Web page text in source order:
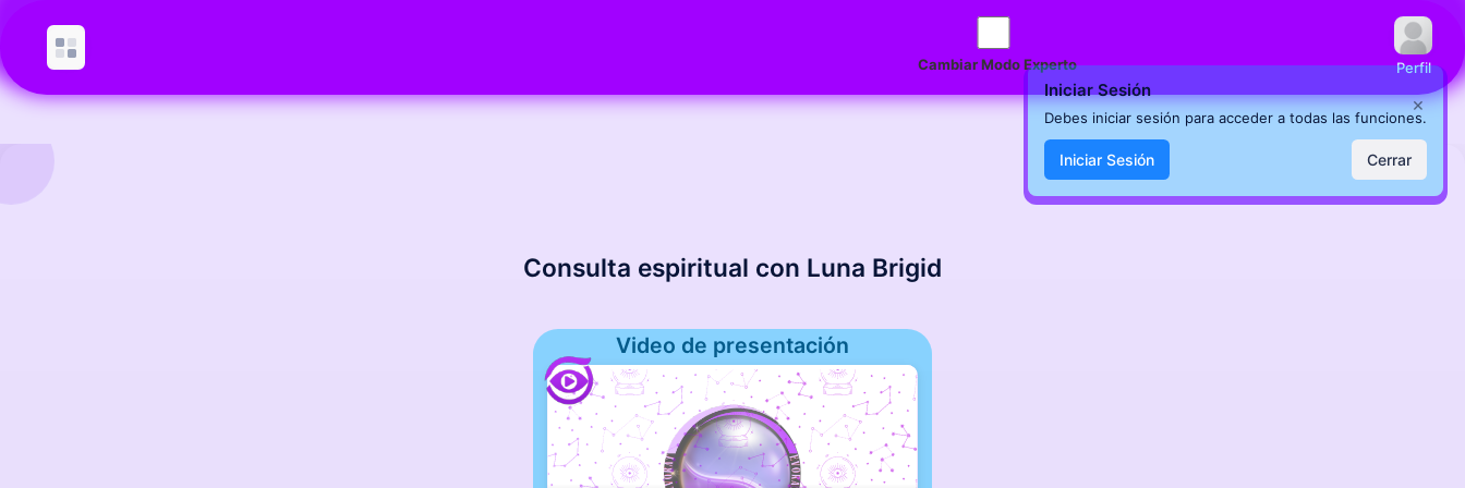
Cambiar Modo Experto Perfil
Iniciar Sesión
×
Debes iniciar sesión para acceder a todas las funciones.
Iniciar Sesión Cerrar
Consulta espiritual con Luna Brigid
Video de presentación